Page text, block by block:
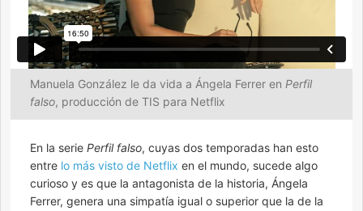
Manuela González le da vida a Ángela Ferrer en Perfil
falso, producción de TIS para Netflix
En la serie Perfil falso, cuyas dos temporadas han esto
entre lo más visto de Netflix en el mundo, sucede algo
curioso y es que la antagonista de la historia, Ángela
Ferrer, genera una simpatía igual o superior que la de la